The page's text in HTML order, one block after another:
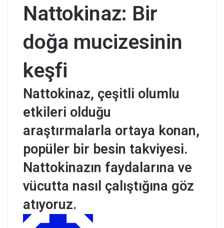
Nattokinaz: Bir
doğa mucizesinin
keşfi
Nattokinaz, çeşitli olumlu
etkileri olduğu
araştırmalarla ortaya konan,
popüler bir besin takviyesi.
Nattokinazın faydalarına ve
vücutta nasıl çalıştığına göz
atıyoruz.